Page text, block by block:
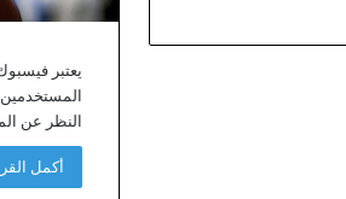
يعتبر
المستخدمين
النظر عن
أكمل